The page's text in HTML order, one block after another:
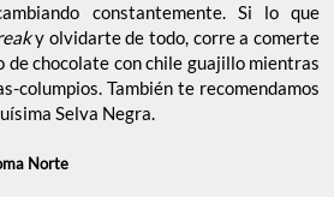
constantemente. Si lo que
y olvidarte de todo, corre a comerte
de chocolate con chile guajillo mientras
columpios. También te recomendamos
Selva Negra.
Norte